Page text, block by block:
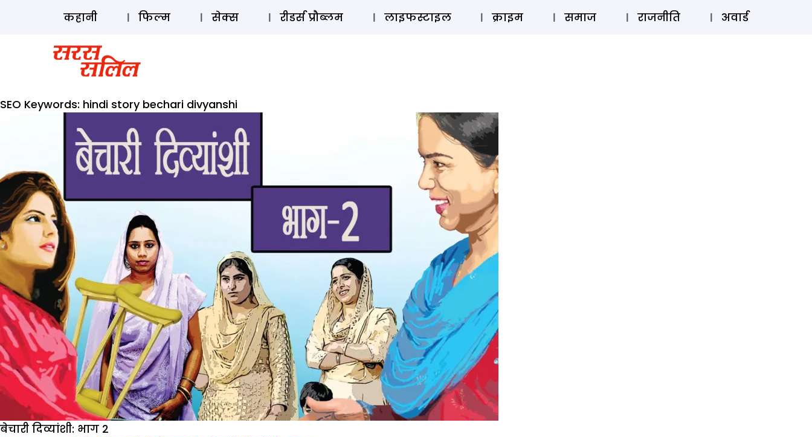
ऑडियो स्टोरी लॉग इन ⚲ SUBSCRIBE
कहानी फिल्म सेक्स रीडर्स प्रौब्लम लाइफस्टाइल क्राइम समाज राजनीति अवार्ड
SEO Keywords: hindi story bechari divyanshi
बेचारी दिव्यांशी: भाग 2